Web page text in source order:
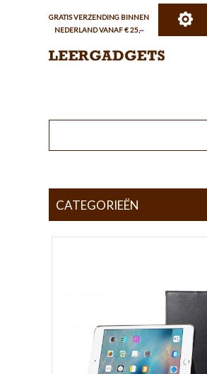
GRATIS VERZENDING BINNEN
NEDERLAND VANAF € 25,--
CATEGORIEËN